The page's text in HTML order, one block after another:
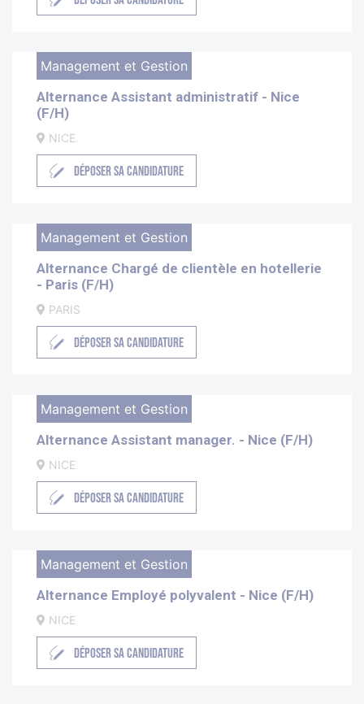
Management et Gestion
Alternance Assistant administratif - Nice
(F/H)
NICE
DÉPOSER SA CANDIDATURE
Management et Gestion
Alternance Chargé de clientèle en hotellerie
- Paris (F/H)
PARIS
DÉPOSER SA CANDIDATURE
Management et Gestion
Alternance Assistant manager. - Nice (F/H)
NICE
DÉPOSER SA CANDIDATURE
Management et Gestion
Alternance Employé polyvalent - Nice (F/H)
NICE
DÉPOSER SA CANDIDATURE